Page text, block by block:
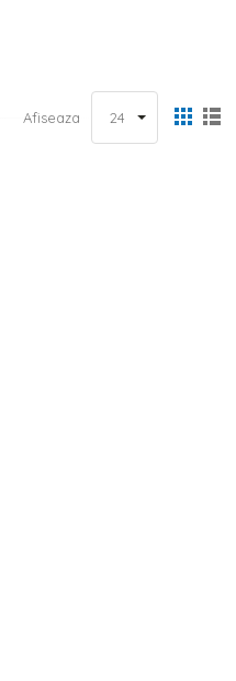
Un produs de
poate intampla in cazul
iti pune la dispozitie o
de vin si șampanie ori
pot fi de o eleganta aparte.
multicolore. De asemenea,
cat mai deosebit, te vei
atat in timpul meselor,
Afiseaza